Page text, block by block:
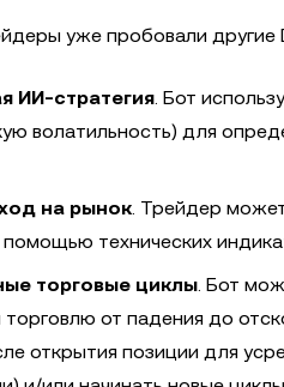
уже пробовали другие
ИИ-стратегия. Бот
волатильность) для
на рынок. Трейдер
технических
торговые циклы. Бот
от падения до
открытия позиции для